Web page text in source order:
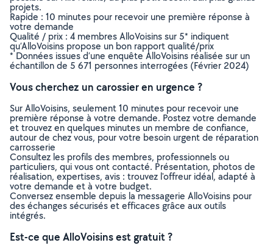
projets.
Rapide : 10 minutes pour recevoir une première réponse à
votre demande
Qualité / prix : 4 membres AlloVoisins sur 5* indiquent
qu’AlloVoisins propose un bon rapport qualité/prix
* Données issues d’une enquête AlloVoisins réalisée sur un
échantillon de 5 671 personnes interrogées (Février 2024)
Vous cherchez un carossier en urgence ?
Sur AlloVoisins, seulement 10 minutes pour recevoir une
première réponse à votre demande. Postez votre demande
et trouvez en quelques minutes un membre de confiance,
autour de chez vous, pour votre besoin urgent de réparation
carrosserie
Consultez les profils des membres, professionnels ou
particuliers, qui vous ont contacté. Présentation, photos de
réalisation, expertises, avis : trouvez l'offreur idéal, adapté à
votre demande et à votre budget.
Conversez ensemble depuis la messagerie AlloVoisins pour
des échanges sécurisés et efficaces grâce aux outils
intégrés.
Est-ce que AlloVoisins est gratuit ?